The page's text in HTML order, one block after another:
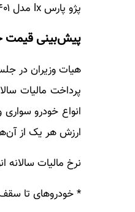
پژو پارس lx مدل ۱۴۰۱ نیز از ۵۵۵ میلیون تومان به ۵۶۵ میلیون تومان رسیده‌است.
پیش‌بینی قیمت
پرداخت مالیات
ارزش هر یک از آن‌ها بیش از ۱۰ میلیارد ریال باشد ـ
نرخ مالیات
* خودرو‌های تا سقف ارزش ۱۰ میلیارد ریال (با نرخ